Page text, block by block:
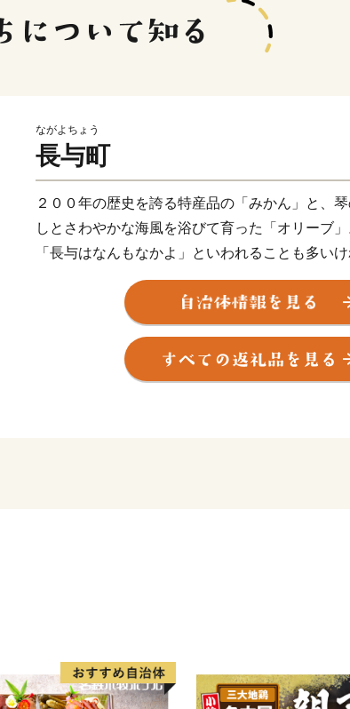
ながよちょう
長与町
２００年の歴史を誇る特産品の「みかん」と、
しとさわやかな海風を浴びて育った「オリーブ」
「長与はなんもなかよ」といわれることも多い
あるような、でもここにしかない景色があります
“自然美” “造形美” に彩られた、住みやすさが自慢
そんな長与町より心をこめて、お礼の品を贈呈い
日頃より長与町をご支援いただき、誠にありが
2023年10月からのふるさと納税制度改正に伴い